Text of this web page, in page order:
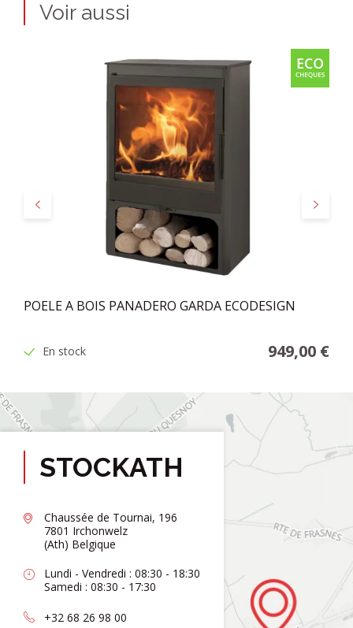
Voir aussi
Précédent Suivant
POELE A BOIS PANADERO GARDA ECODESIGN
En stock 949,00 €
STOCKATH
Chaussée de Tournai, 196
7801 Irchonwelz
(Ath) Belgique
Lundi - Vendredi : 08:30 - 18:30
Samedi : 08:30 - 17:30
+32 68 26 98 00